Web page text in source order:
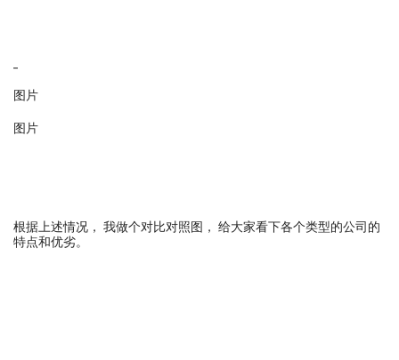
图片
图片
根据上述情况， 我做个对比对照图， 给大家看下各个类型的公司的
特点和优劣。